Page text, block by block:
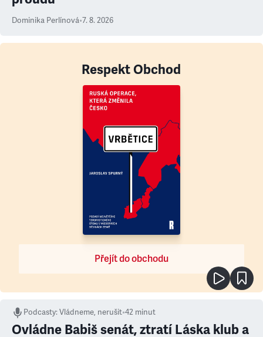
Dominika Perlínová•7. 8. 2026
Respekt Obchod
Přejít do obchodu
Podcasty:Vládneme, nerušit•42 minut
Ovládne Babiš senát, ztratí Láska klub a